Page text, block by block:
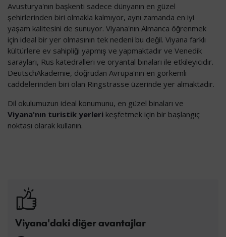
Avusturya'nın başkenti sadece dünyanın en güzel
şehirlerinden biri olmakla kalmıyor, aynı zamanda en iyi
yaşam kalitesini de sunuyor. Viyana'nın Almanca öğrenmek
için ideal bir yer olmasının tek nedeni bu değil. Viyana farklı
kültürlere ev sahipliği yapmış ve yapmaktadır ve Venedik
sarayları, Rus katedralleri ve oryantal binaları ile etkileyicidir.
DeutschAkademie, doğrudan Avrupa'nın en görkemli
caddelerinden biri olan Ringstrasse üzerinde yer almaktadır.
Dil okulumuzun ideal konumunu, en güzel binaları ve
Viyana'nın turistik yerleri keşfetmek için bir başlangıç
noktası olarak kullanın.
Viyana'daki diğer avantajlar